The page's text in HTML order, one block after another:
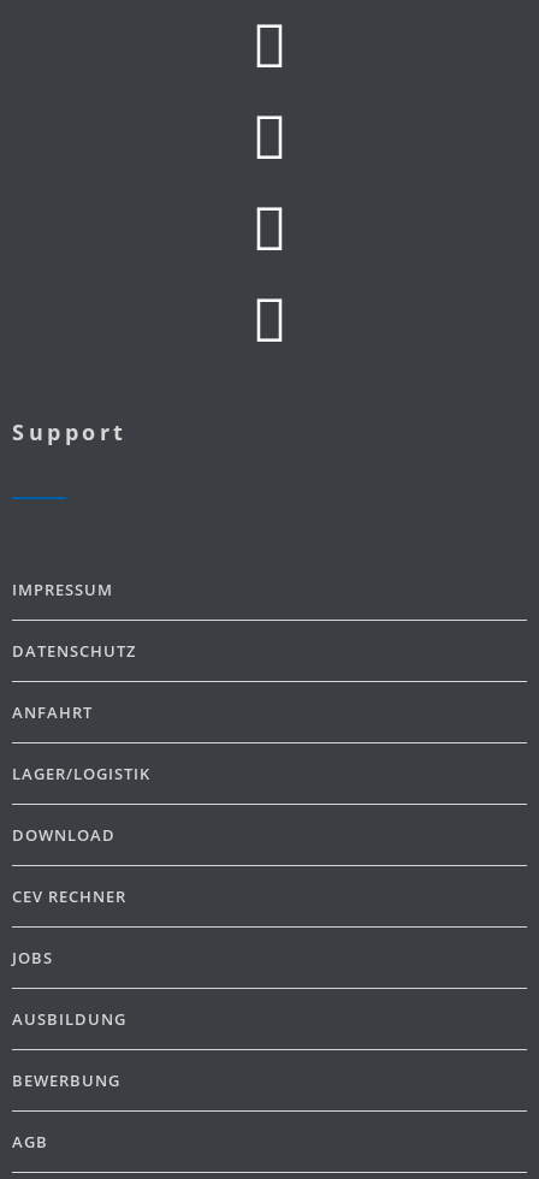
Support
IMPRESSUM
DATENSCHUTZ
ANFAHRT
LAGER/LOGISTIK
DOWNLOAD
CEV RECHNER
JOBS
AUSBILDUNG
BEWERBUNG
AGB